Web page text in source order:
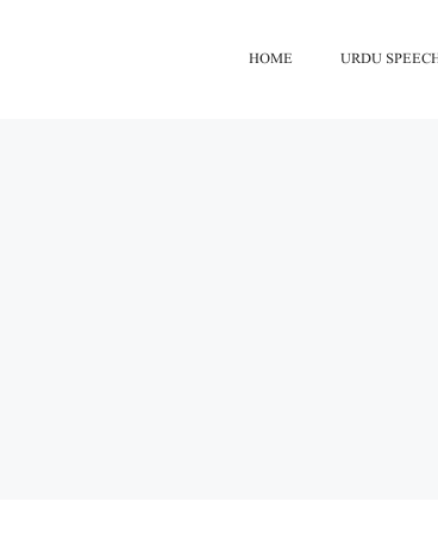
HOME URDU